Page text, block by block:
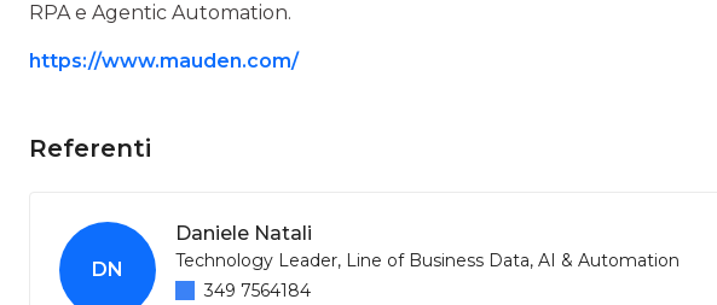
RPA e Agentic Automation.
https://www.mauden.com/
Referenti
DN
Daniele Natali
Technology Leader, Line of Business Data, AI & Automation
349 7564184